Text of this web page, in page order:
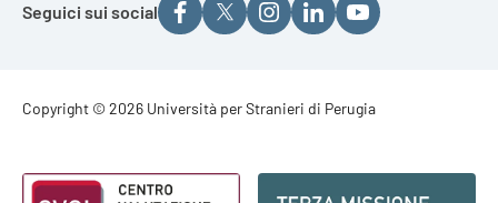
Seguici sui social
Footer - Copyright
Copyright © 2026 Università per Stranieri di Perugia
Footer - Loghi